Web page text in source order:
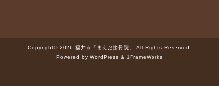
Copyright© 2026 福井市「まえだ接骨院」 All Rights Reserved.
Powered by WordPress & 1FrameWorks